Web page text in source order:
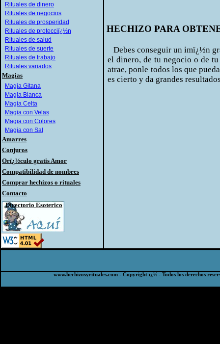
Rituales de dinero
Rituales de negocios
Rituales de prosperidad
Rituales de protecciï¿½n
Rituales de salud
Rituales de suerte
Rituales de trabajo
Rituales variados
Magias
Magia Gitana
Magia Blanca
Magia Celta
Magia con Velas
Magia con Colores
Magia con Sal
Amarres
Conjuros
Orï¿½culo gratis Amor
Compatibilidad de nombres
Comprar hechizos o rituales
Contacto
Directorio Esoterico
HECHIZO PARA
Debes conseguir un imï¿½n
el dinero, de tu negocio o de
atrae, ponle todos los que
es cierto y da grandes
www.hechizosyrituales.com - Copyright ï¿½ - Todos los derechos